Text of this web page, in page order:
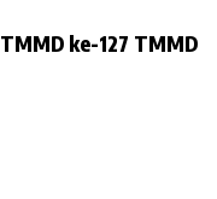
TMMD ke-127 TMMD